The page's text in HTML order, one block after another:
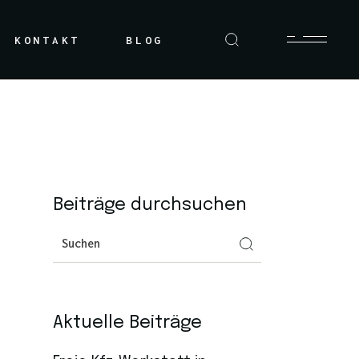
KONTAKT BLOG
Beiträge durchsuchen
Aktuelle Beiträge